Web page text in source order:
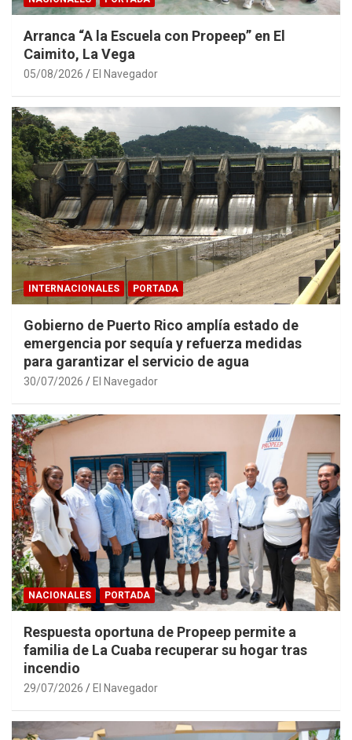
Arranca “A la Escuela con Propeep” en El
Caimito, La Vega
05/08/2026 El Navegador
INTERNACIONALES PORTADA
Gobierno de Puerto Rico amplía estado de
emergencia por sequía y refuerza medidas
para garantizar el servicio de agua
30/07/2026 El Navegador
NACIONALES PORTADA
Respuesta oportuna de Propeep permite a
familia de La Cuaba recuperar su hogar tras
incendio
29/07/2026 El Navegador